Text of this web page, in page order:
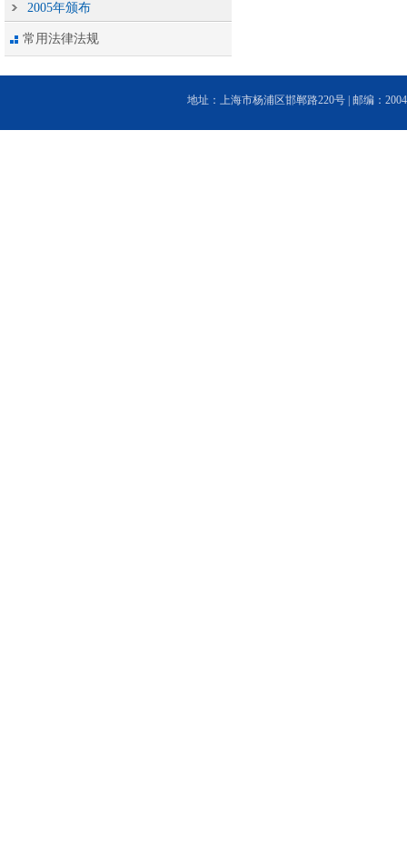
2005年颁布
常用法律法规
地址：上海市杨浦区邯郸路220号 | 邮编：